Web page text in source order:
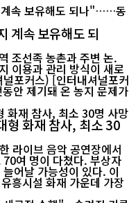
계속 보유해도 되
조선족 농촌과 주변 논.
이용과 관리 방식이 새로
터내셔널포커
안 제기돼 온 농지 문제가
화재 참사, 최소 30
라이브 음악 공연장에서
여 명이 다쳤다. 부상자
어날 가능성이 있다. 이
흥시설 화재 가운데 가장